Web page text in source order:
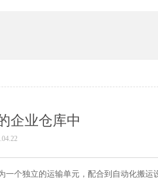
企业仓库中
立的运输单元，配合到自动化搬运设备